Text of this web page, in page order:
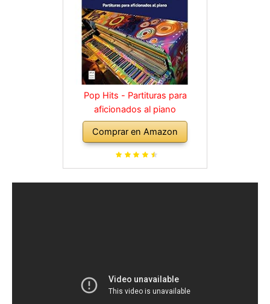
Pop Hits - Partituras para
aficionados al piano
Comprar en Amazon